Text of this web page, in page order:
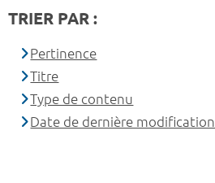
TRIER PAR :
Pertinence
Titre
Type de contenu
Date de dernière modification